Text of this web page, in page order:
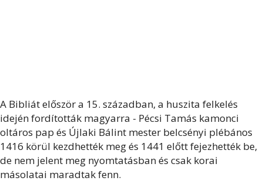
A Bibliát először a 15. században, a huszita felkelés
idején fordították magyarra - Pécsi Tamás kamonci
oltáros pap és Újlaki Bálint mester belcsényi plébános
1416 körül kezdhették meg és 1441 előtt fejezhették be,
de nem jelent meg nyomtatásban és csak korai
másolatai maradtak fenn.